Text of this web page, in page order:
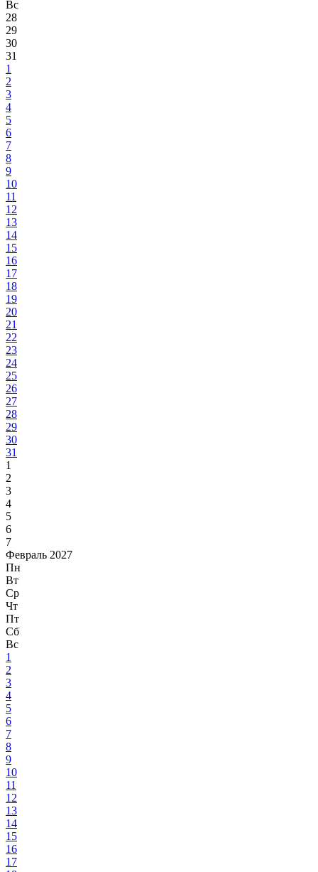
Вс
28
29
30
31
1
2
3
4
5
6
7
8
9
10
11
12
13
14
15
16
17
18
19
20
21
22
23
24
25
26
27
28
29
30
31
1
2
3
4
5
6
7
Февраль 2027
Пн
Вт
Ср
Чт
Пт
Сб
Вс
1
2
3
4
5
6
7
8
9
10
11
12
13
14
15
16
17